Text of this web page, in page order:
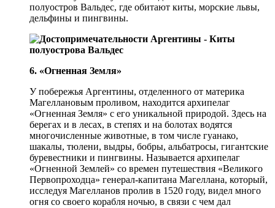
полуостров Вальдес, где обитают киты, морские львы,
дельфины и пингвины.
6. «Огненная Земля»
У побережья Аргентины, отделенного от материка
Магеллановым проливом, находится архипелаг
«Огненная Земля» с его уникальной природой. Здесь на
берегах и в лесах, в степях и на болотах водятся
многочисленные животные, в том числе гуанако,
шакалы, тюлени, выдры, бобры, альбатросы, гигантские
буревестники и пингвины. Называется архипелаг
«Огненной Землей» со времен путешествия «Великого
Первопроходца» генерал-капитана Магеллана, который,
исследуя Магелланов пролив в 1520 году, видел много
огня со своего корабля ночью, в связи с чем дал